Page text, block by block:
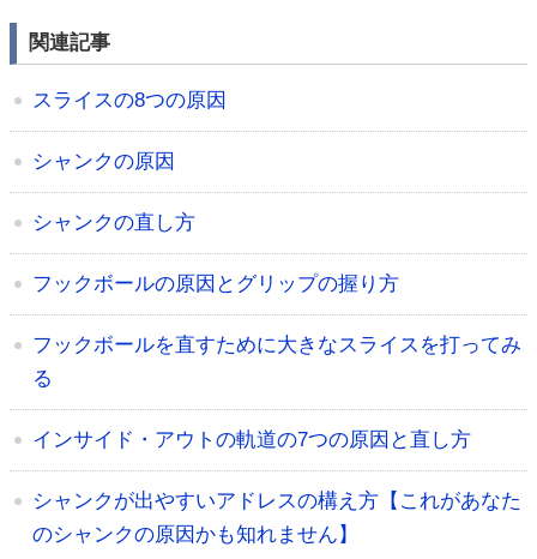
関連記事
スライスの8つの原因
シャンクの原因
シャンクの直し方
フックボールの原因とグリップの握り方
フックボールを直すために大きなスライスを打ってみ
る
インサイド・アウトの軌道の7つの原因と直し方
シャンクが出やすいアドレスの構え方【これがあなた
のシャンクの原因かも知れません】